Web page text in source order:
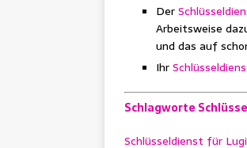
Der
Arbeitsweise
und das auf
Ihr
Schlagworte
Schlüsseldienst für